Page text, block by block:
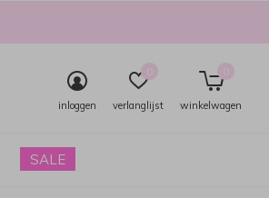
SALE
inloggen verlanglijst
0
winkelwagen
0